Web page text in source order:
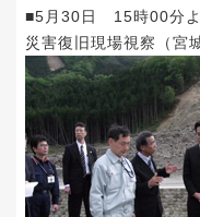
■5月30日 15時00分よ
災害復旧現場視察（宮